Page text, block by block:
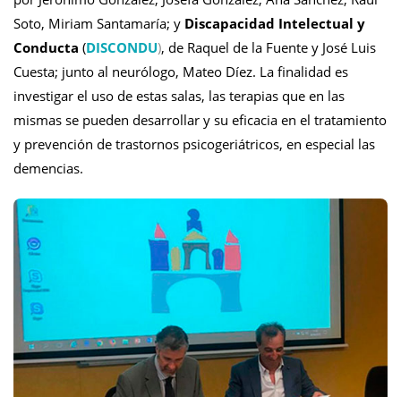
Soto, Miriam Santamaría; y Discapacidad Intelectual y
Conducta (DISCONDU), de Raquel de la Fuente y José Luis
Cuesta; junto al neurólogo, Mateo Díez. La finalidad es
investigar el uso de estas salas, las terapias que en las
mismas se pueden desarrollar y su eficacia en el tratamiento
y prevención de trastornos psicogeriátricos, en especial las
demencias.